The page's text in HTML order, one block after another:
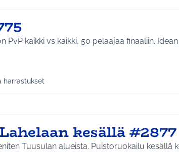
kaikki vs kaikki, 50 pelaajaa finaaliin. Idean
Tuusulan kylät
teeman mukaan: Liikunta ja harrastukset
harrastukset
kesällä #2877
Tuusulan alueista. Puistoruokailu kesällä